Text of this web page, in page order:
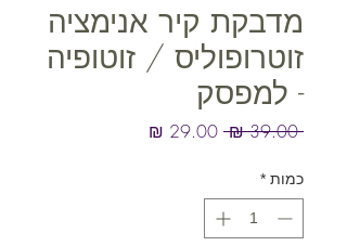
מדבקת קיר אנימציה
זוטרופוליס / זוטופיה
- למפסק
‏39.00 ‏₪
מחיר
כמות *